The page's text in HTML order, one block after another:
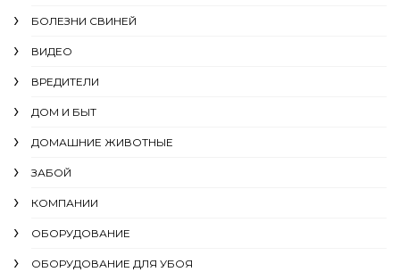
БОЛЕЗНИ СВИНЕЙ
ВИДЕО
ВРЕДИТЕЛИ
ДОМ И БЫТ
ДОМАШНИЕ ЖИВОТНЫЕ
ЗАБОЙ
КОМПАНИИ
ОБОРУДОВАНИЕ
ОБОРУДОВАНИЕ ДЛЯ УБОЯ